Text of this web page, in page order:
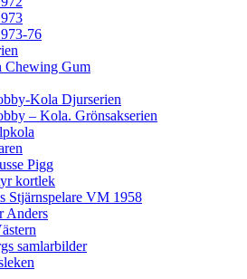
76
Chewing Gum
Kola Djurserien
– Kola. Grönsakserien
Pigg
kortlek
Stjärnspelare VM 1958
Anders
samlarbilder